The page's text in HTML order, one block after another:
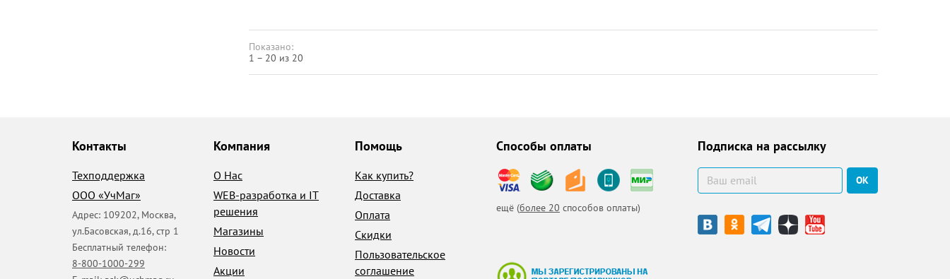
Показано:
1 – 20 из 20
Контакты
Техподдержка
ООО «УчМаг»
Адрес: 109202, Москва,
ул.Басовская, д.16, стр 1
Бесплатный телефон:
8-800-1000-299
Компания
О Нас
WEB-разработка и IT
решения
Магазины
Новости
Акции
Помощь
Как купить?
Доставка
Оплата
Скидки
Пользовательское
соглашение
Способы оплаты
ещё (более 20 способов оплаты)
Подписка на рассылку
ОК